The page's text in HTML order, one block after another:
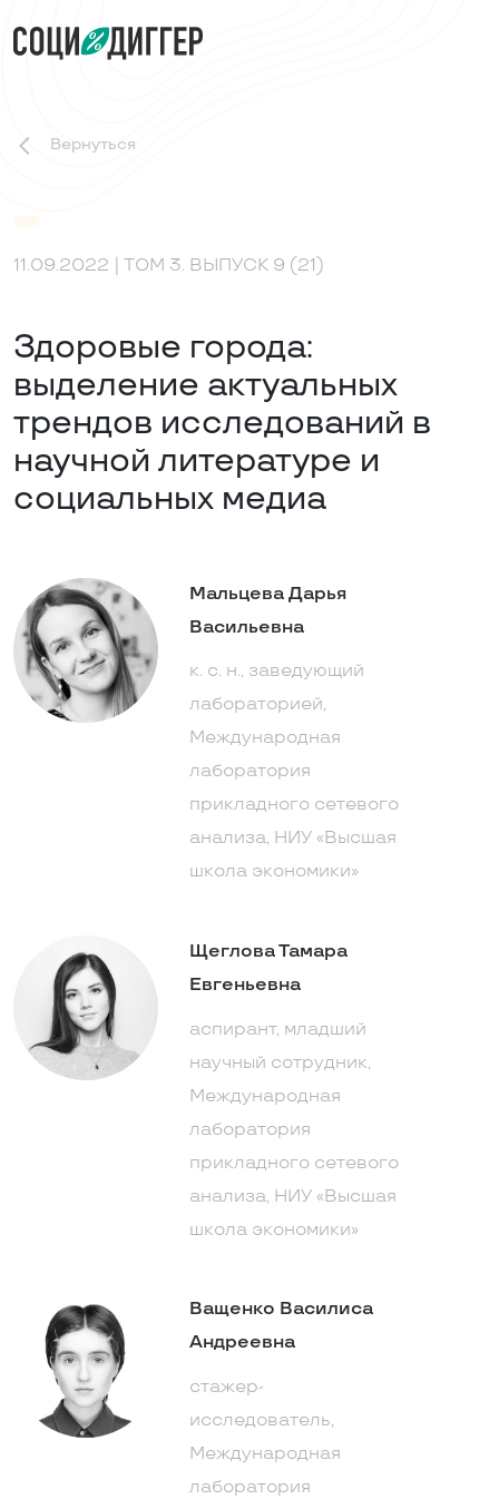
Вернуться
11.09.2022 | ТОМ 3. ВЫПУСК 9 (21)
Здоровые города:
выделение актуальных
трендов исследований в
научной литературе и
социальных медиа
Мальцева Дарья
Васильевна
к. с. н., заведующий
лабораторией,
Международная
лаборатория
прикладного сетевого
анализа, НИУ «Высшая
школа экономики»
Щеглова Тамара
Евгеньевна
аспирант, младший
научный сотрудник,
Международная
лаборатория
прикладного сетевого
анализа, НИУ «Высшая
школа экономики»
Ващенкo Василиса
Андреевна
стажер-
исследователь,
Международная
лаборатория